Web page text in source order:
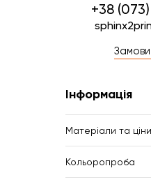
+38
Інформація
Матеріали та ціни
Кольоропроба